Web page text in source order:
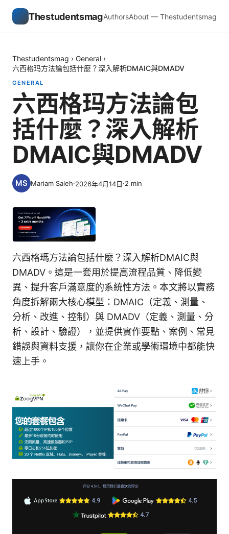
ThestudentsmagAuthorsAbout — Thestudentsmag
Thestudentsmag › General ›
六西格玛方法論包括什麼？深入解析DMAIC與DMADV
GENERAL
六西格玛方法論包
括什麼？深入解析
DMAIC與DMADV
Mariam Saleh·2026年4月14日·2 min
六西格瑪方法論包括什麼？深入解析DMAIC與
DMADV。這是一套用於提高流程品質、降低變
異、提升客戶滿意度的系統性方法。本文將以實務
角度拆解兩大核心模型：DMAIC（定義、測量、
分析、改進、控制）與 DMADV（定義、測量、分
析、設計、驗證），並提供實作要點、案例、常見
錯誤與資料支援，讓你在企業或學術環境中都能快
速上手。